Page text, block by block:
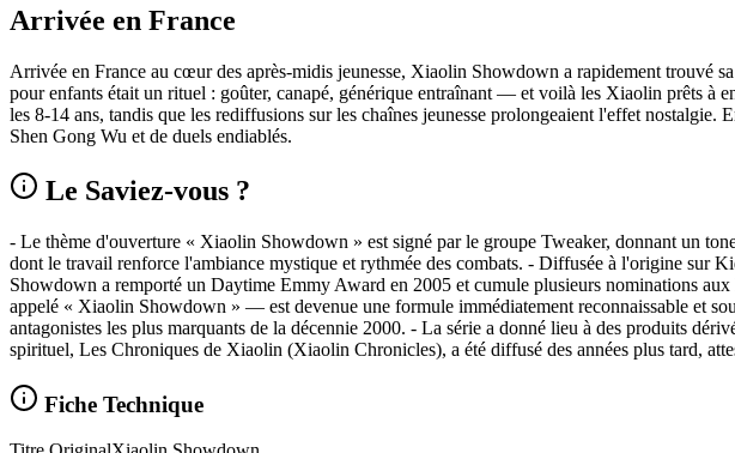
Arrivée en France
Arrivée en France au cœur des après-midis jeunesse, Xiaolin Showdown a rapidement trouvé
pour enfants était un rituel : goûter, canapé, générique entraînant — et voilà les Xiaolin prêts à
les 8-14 ans, tandis que les rediffusions sur les chaînes jeunesse prolongeaient l'effet
Shen Gong Wu et de duels endiablés.
Le Saviez-vous ?
- Le thème d'ouverture « Xiaolin Showdown » est signé par le groupe Tweaker, donnant un
dont le travail renforce l'ambiance mystique et rythmée des combats. - Diffusée à l'origine sur
Showdown a remporté un Daytime Emmy Award en 2005 et cumule plusieurs nominations
appelé « Xiaolin Showdown » — est devenue une formule immédiatement reconnaissable et
antagonistes les plus marquants de la décennie 2000. - La série a donné lieu à des produits
spirituel, Les Chroniques de Xiaolin (Xiaolin Chronicles), a été diffusé des années plus tard,
Fiche Technique